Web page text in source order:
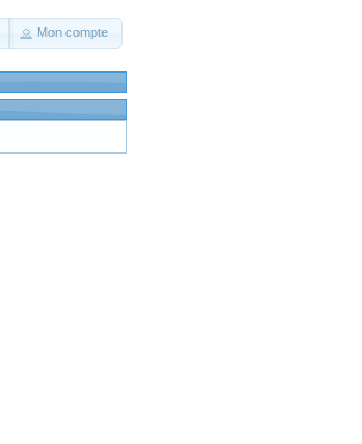
Mon compte